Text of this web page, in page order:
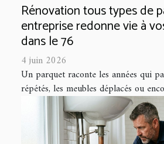
Rénovation tous types de
entreprise redonne vie à
dans le 76
4 juin 2026
Un parquet raconte les années qui
répétés, les meubles déplacés ou